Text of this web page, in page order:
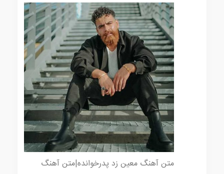
متن آهنگ معین زد پدرخوانده|متن آهنگ